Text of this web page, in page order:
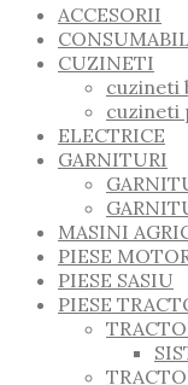
ACCESORII
CUZINETI
cuzineti
cuzineti
ELECTRICE
GARNITURI
MASINI
PIESE
PIESE SASIU
PIESE